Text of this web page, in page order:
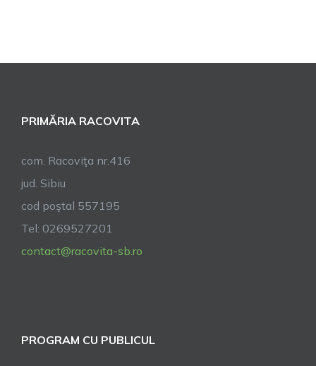
PRIMĂRIA RACOVITA
com. Racoviţa nr.416
jud. Sibiu
cod poştal 557195
Tel: 0269527201
contact@racovita-sb.ro
PROGRAM CU PUBLICUL